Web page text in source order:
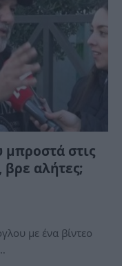
μπροστά στις
βρε αλήτες;
με ένα βίντεο